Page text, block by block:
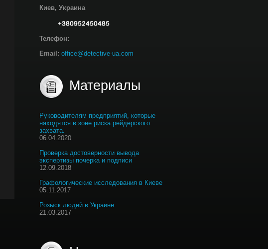
Киев, Украина
Телефон:
Email:office@detective-ua.com
Материалы
Руководителям предприятий, которые
находятся в зоне риска рейдерского
захвата.
06.04.2020
Проверка достоверности вывода
экспертизы почерка и подписи
12.09.2018
Графологические исследования в Киеве
05.11.2017
Розыск людей в Украине
21.03.2017